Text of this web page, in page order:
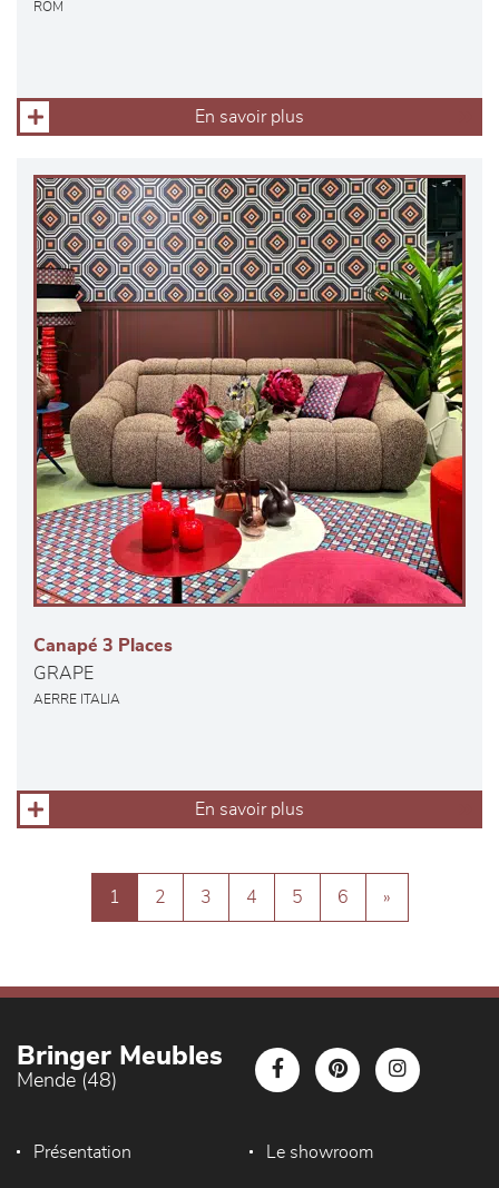
ROM
En savoir plus
Canapé 3 Places
GRAPE
AERRE ITALIA
En savoir plus
1 2 3 4 5 6 »
Bringer Meubles
Mende (48)
Présentation Le showroom